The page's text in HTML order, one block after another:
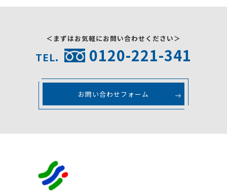
＜まずはお気軽にお問い合わせください＞
TEL. 0120-221-341
お問い合わせフォーム